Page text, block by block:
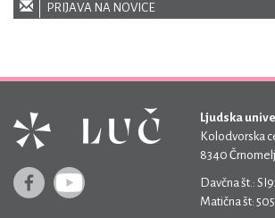
PRIJAVA NA NOVICE
Ljudska
Kolodvorska
8340 Črnomelj
Davčna št.:
Matična št: